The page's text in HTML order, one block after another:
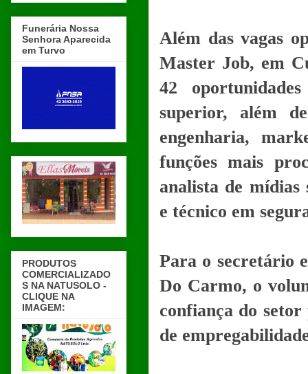
Além das vagas
Master Job, em
42
superior, além
engenharia,
funções mais
analista de mídias
e técnico em
Para o secretário
Do Carmo, o
confiança do
de
Funerária Nossa
Senhora Aparecida
em Turvo
PRODUTOS
COMERCIALIZADO
S NA NATUSOLO -
CLIQUE NA
IMAGEM: